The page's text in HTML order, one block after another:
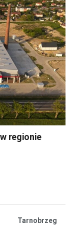
regionie
Tarnobrzeg